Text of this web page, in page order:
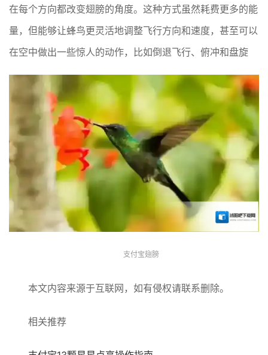
在每个方向都改变翅膀的角度。这种方式虽然耗费更多的能
量，但能够让蜂鸟更灵活地调整飞行方向和速度，甚至可以
在空中做出一些惊人的动作，比如倒退飞行、俯冲和盘旋‌
支付宝翅膀
本文内容来源于互联网，如有侵权请联系删除。
相关推荐